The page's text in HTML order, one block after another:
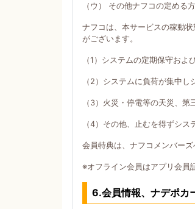
（ウ） その他ナフコの定める
ナフコは、本サービスの稼動
がございます。
（1）システムの定期保守お
（2）システムに負荷が集中
（3）火災・停電等の天災、
（4）その他、止むを得ずシ
会員特典は、ナフコメンバー
※オフライン会員はアプリ会員
6.会員情報、ナデポカ